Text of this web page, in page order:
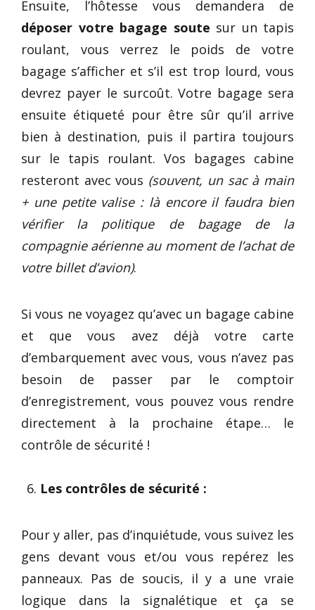
Ensuite, l’hôtesse vous demandera de
déposer votre bagage soute sur un tapis
roulant, vous verrez le poids de votre
bagage s’afficher et s’il est trop lourd, vous
devrez payer le surcoût. Votre bagage sera
ensuite étiqueté pour être sûr qu’il arrive
bien à destination, puis il partira toujours
sur le tapis roulant. Vos bagages cabine
resteront avec vous (souvent, un sac à main
+ une petite valise : là encore il faudra bien
vérifier la politique de bagage de la
compagnie aérienne au moment de l’achat de
votre billet d’avion).
Si vous ne voyagez qu’avec un bagage cabine
et que vous avez déjà votre carte
d’embarquement avec vous, vous n’avez pas
besoin de passer par le comptoir
d’enregistrement, vous pouvez vous rendre
directement à la prochaine étape… le
contrôle de sécurité !
Les contrôles de sécurité :
Pour y aller, pas d’inquiétude, vous suivez les
gens devant vous et/ou vous repérez les
panneaux. Pas de soucis, il y a une vraie
logique dans la signalétique et ça se